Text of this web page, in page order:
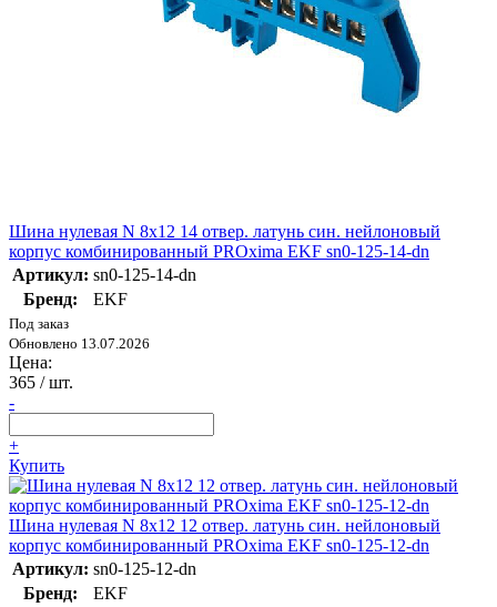
Шина нулевая N 8х12 14 отвер. латунь син. нейлоновый
корпус комбинированный PROxima EKF sn0-125-14-dn
Артикул: sn0-125-14-dn
Бренд:
EKF
Под заказ
Обновлено 13.07.2026
Цена:
365 / шт.
-
+
Купить
Шина нулевая N 8х12 12 отвер. латунь син. нейлоновый
корпус комбинированный PROxima EKF sn0-125-12-dn
Артикул: sn0-125-12-dn
Бренд:
EKF